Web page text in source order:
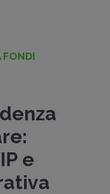
FONDI
e